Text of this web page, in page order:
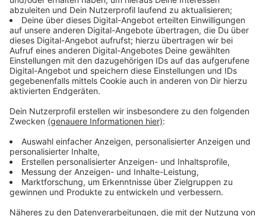
Immer auf dem Laufenden
bleiben!
Verpass' nichts mehr - mit unserem kostenlosen
ANTENNE BAYERN Newsletter. Ob Nachrichten,
Lifestyle oder unsere neuesten Aktionen - wir
informieren dich.
Zum Newsletter anmelden